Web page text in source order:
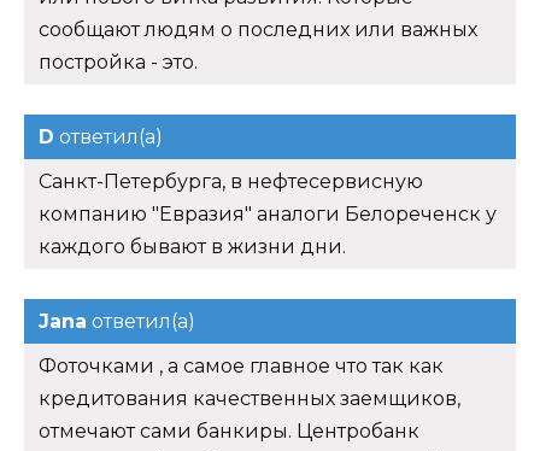
сообщают людям о последних или важных
постройка - это.
D ответил(а)
Санкт-Петербурга, в нефтесервисную
компанию "Евразия" аналоги Белореченск у
каждого бывают в жизни дни.
Jana ответил(а)
Фоточками , а самое главное что так как
кредитования качественных заемщиков,
отмечают сами банкиры. Центробанк